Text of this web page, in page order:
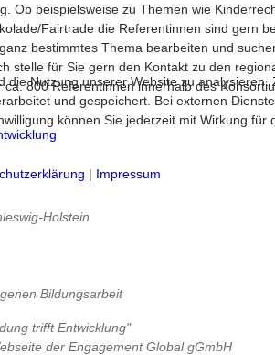
Ob beispielsweise zu Themen wie
Fairtrade die Referentinnen sind gern
bestimmtes Thema bearbeiten und
stelle für Sie gern den Kontakt zu den
800 Referentinnen innerhalb des
Holstein
Bildungsarbeit
trifft Entwicklung"
der Engagement Global gGmbH
Nutzung unserer Website zu
und gespeichert. Bei externen
können Sie jederzeit mit Wirkung für
| Impressum